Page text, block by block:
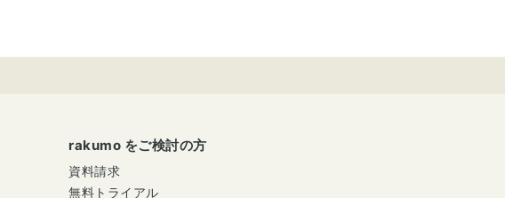
rakumo をご検討の方
資料請求
無料トライアル